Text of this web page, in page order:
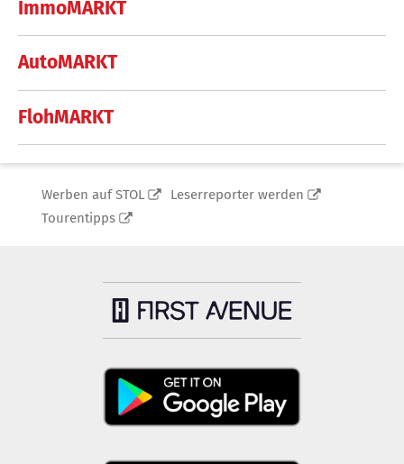
ImmoMARKT
AutoMARKT
FlohMARKT
Werben auf STOL
Leserreporter werden
Tourentipps